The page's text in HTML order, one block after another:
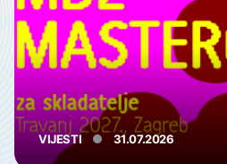
VIJESTI 31.07.2026